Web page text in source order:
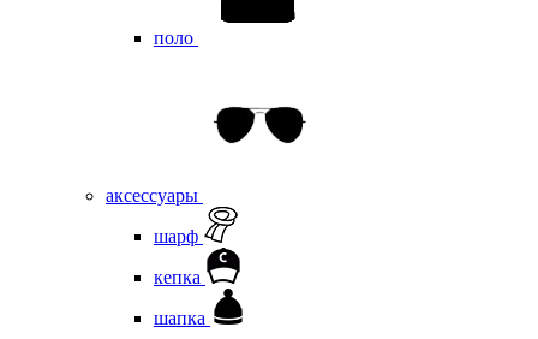
поло
аксессуары
шарф
кепка
шапка